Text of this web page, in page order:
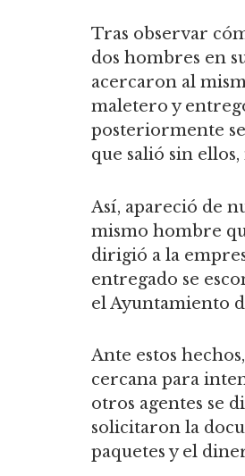
Tras observar
dos hombres en
acercaron al
maletero y
posteriormente
que salió sin
Así, apareció de
mismo hombre
dirigió a la
entregado se
el Ayuntamiento
Ante estos
cercana para
otros agentes se
solicitaron la
paquetes y el